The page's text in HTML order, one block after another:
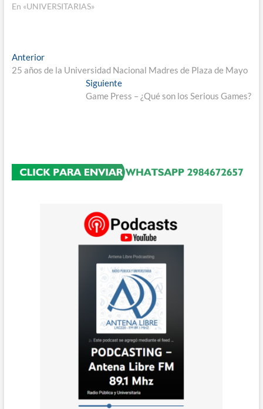
En «UNIVERSITARIAS»
Navegación
de
AnteriorEntrada
anterior:
25 años de la Universidad Nacional Madres de Plaza de Mayo
SiguienteEntrada
siguiente:
Game Press – ¿Qué son los Serious Games?